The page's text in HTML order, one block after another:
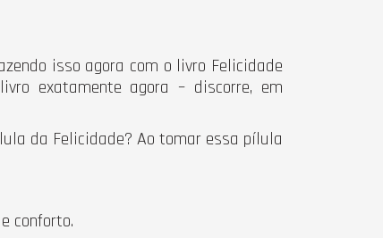
isso agora com o livro Felicidade
exatamente agora – discorre, em
da Felicidade? Ao tomar essa pílula
conforto.